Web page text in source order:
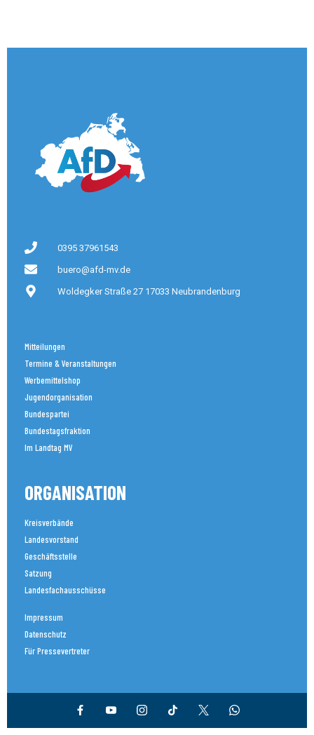
0395 37961543
buero@afd-mv.de
Woldegker Straße 27 17033 Neubrandenburg
Mitteilungen
Termine & Veranstaltungen
Werbemittelshop
Jugendorganisation
Bundespartei
Bundestagsfraktion
Im Landtag MV
ORGANISATION
Kreisverbände
Landesvorstand
Geschäftsstelle
Satzung
Landesfachausschüsse
Impressum
Datenschutz
Für Pressevertreter